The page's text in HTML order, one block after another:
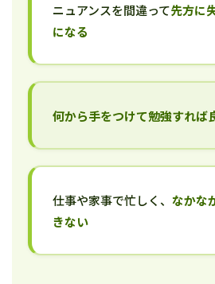
ニュアンスを間違って先方に
になる
何から手をつけて勉強すれば
仕事や家事で忙しく、 なかな
きない